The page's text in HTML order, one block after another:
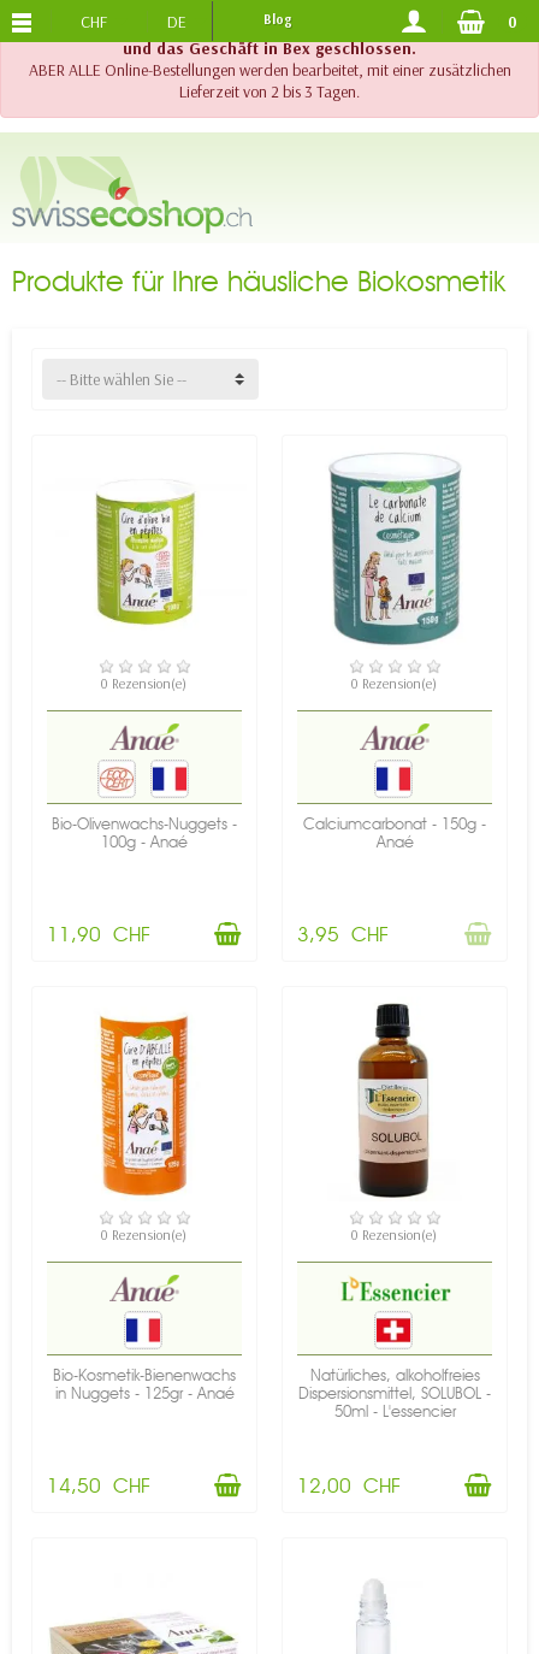
!! Wichtig !! Bis am 20. August 2026 sind der Telefonsupport
und das Geschäft in Bex geschlossen.
ABER ALLE Online-Bestellungen werden bearbeitet, mit einer zusätzlichen
Lieferzeit von 2 bis 3 Tagen.
KOSTENLOSER VERSAND AB 120.-
CHF DE Blog 0
Produkte für Ihre häusliche Biokosmetik
-- Bitte wählen Sie --
VERFÜGBAR
0 Rezension(e)
Bio-Olivenwachs-Nuggets -
100g - Anaé
11,90 CHF
NICHT AUF LAGER
0 Rezension(e)
Calciumcarbonat - 150g -
Anaé
3,95 CHF
VERFÜGBAR
0 Rezension(e)
Bio-Kosmetik-Bienenwachs
in Nuggets - 125gr - Anaé
14,50 CHF
VERFÜGBAR
0 Rezension(e)
Natürliches, alkoholfreies
Dispersionsmittel, SOLUBOL -
50ml - L'essencier
12,00 CHF